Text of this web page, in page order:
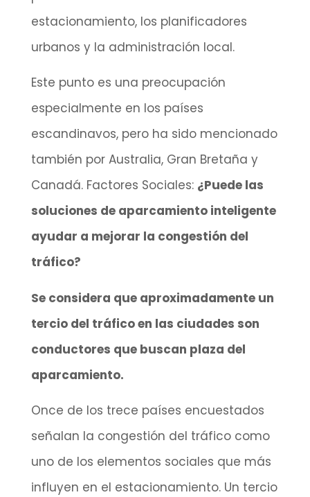
estacionamiento, los planificadores
urbanos y la administración local.
Este punto es una preocupación
especialmente en los países
escandinavos, pero ha sido mencionado
también por Australia, Gran Bretaña y
Canadá. Factores Sociales: ¿Puede las
soluciones de aparcamiento inteligente
ayudar a mejorar la congestión del
tráfico?
Se considera que aproximadamente un
tercio del tráfico en las ciudades son
conductores que buscan plaza del
aparcamiento.
Once de los trece países encuestados
señalan la congestión del tráfico como
uno de los elementos sociales que más
influyen en el estacionamiento. Un tercio